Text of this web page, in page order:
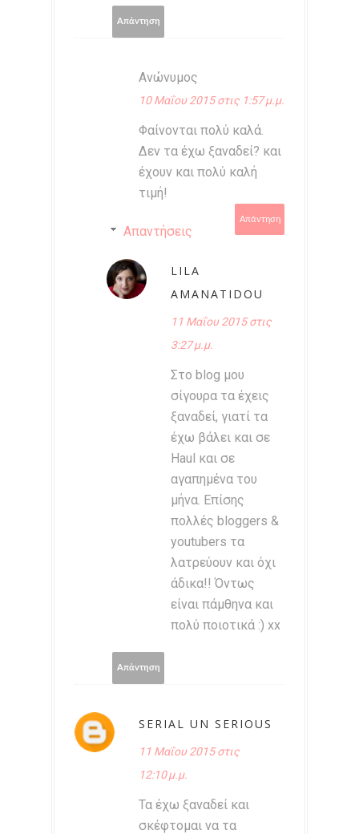
Απάντηση
Ανώνυμος
10 Μαΐου 2015 στις 1:57 μ.μ.
Φαίνονται πολύ καλά.
Δεν τα έχω ξαναδεί? και
έχουν και πολύ καλή
τιμή!
Απάντηση
Απαντήσεις
LILA
AMANATIDOU
11 Μαΐου 2015 στις
3:27 μ.μ.
Στο blog μου
σίγουρα τα έχεις
ξαναδεί, γιατί τα
έχω βάλει και σε
Haul και σε
αγαπημένα του
μήνα. Επίσης
πολλές bloggers &
youtubers τα
λατρεύουν και όχι
άδικα!! Όντως
είναι πάμθηνα και
πολύ ποιοτικά :) xx
Απάντηση
SERIAL UN SERIOUS
11 Μαΐου 2015 στις
12:10 μ.μ.
Τα έχω ξαναδεί και
σκέφτομαι να τα